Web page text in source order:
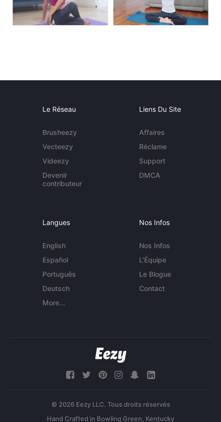
Le Réseau
Brusheezy
Vecteezy
Videezy
Devenir
contributeur
Liens Du Site
Affaires
Réclame
Support
DMCA
Langues
English
Español
Português
Deutsch
More...
Nos Infos
Nos Infos
L'Équipe
Le Blogue
Contact
© 2026 Eezy LLC. Tous droits réservés